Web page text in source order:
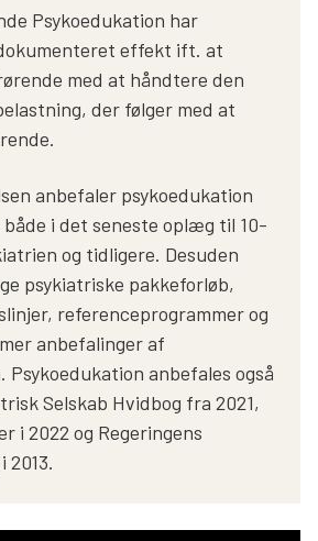
Psykoedukation har
effekt ift. at
med at håndtere den
der følger med at
anbefaler psykoedukation
i det seneste oplæg til 10-
og tidligere. Desuden
psykiatriske pakkeforløb,
referenceprogrammer og
anbefalinger af
Psykoedukation anbefales også
Selskab Hvidbog fra 2021,
i 2022 og Regeringens
2013.